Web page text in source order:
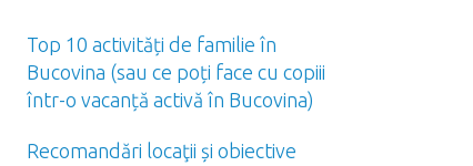
Top 10 activități de familie în
Bucovina (sau ce poți face cu copiii
într-o vacanță activă în Bucovina)
Recomandări locaţii și obiective